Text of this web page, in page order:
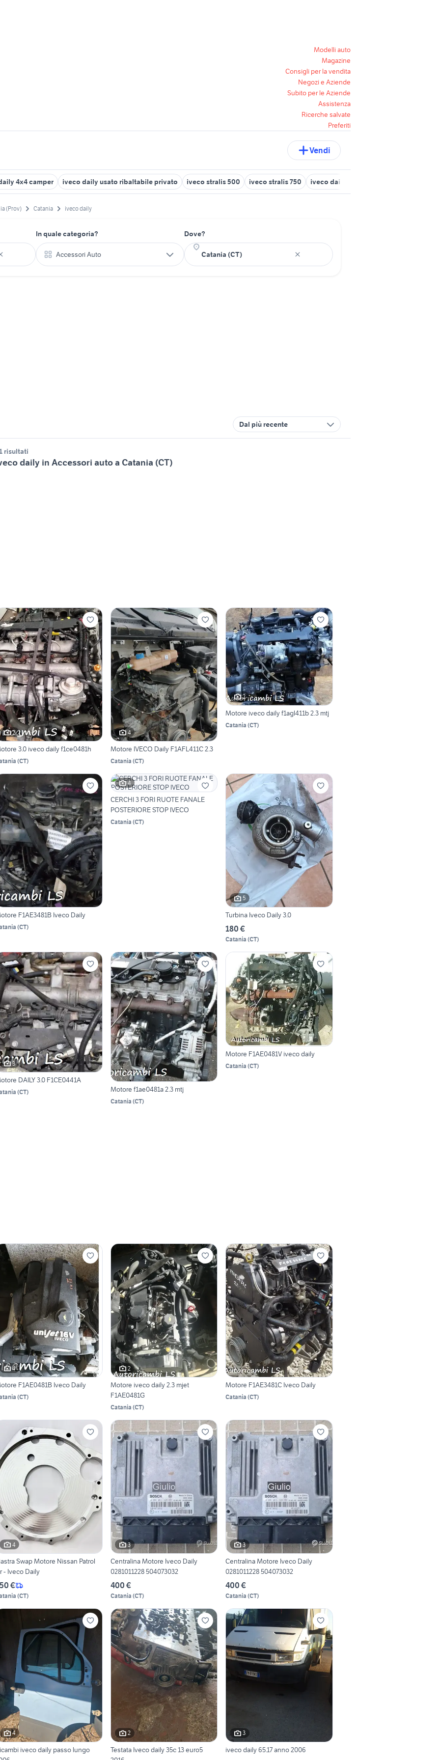
Modelli auto
Magazine
Consigli per la vendita
Negozi e Aziende
Subito per le Aziende
Assistenza
Ricerche salvate
Preferiti
Vendi
4x4 camper iveco daily usato ribaltabile privato iveco stralis 500 iveco stralis 750 iveco daily veicoli commerciali Emilia
(Prov) Catania iveco daily
In quale categoria?
Accessori Auto
Dove?
Dal più recente
risultati
daily in Accessori auto a Catania (CT)
2
3.0 iveco daily f1ce0481h
(CT)
4
Motore IVECO Daily F1AFL411C 2.3
Catania (CT)
2
Motore iveco daily f1agl411b 2.3 mtj
Catania (CT)
F1AE3481B Iveco Daily
(CT)
4
CERCHI 3 FORI RUOTE FANALE
POSTERIORE STOP IVECO
Catania (CT)
5
Turbina Iveco Daily 3.0
180 €
Catania (CT)
3
DAILY 3.0 F1CE0441A
(CT) Motore f1ae0481a 2.3 mtj
Catania (CT)
Motore F1AE0481V iveco daily
Catania (CT)
4
F1AE0481B Iveco Daily
(CT)
2
Motore iveco daily 2.3 mjet
F1AE0481G
Catania (CT)
Motore F1AE3481C Iveco Daily
Catania (CT)
4
Swap Motore Nissan Patrol
- Iveco Daily
€
(CT)
3
Centralina Motore Iveco Daily
0281011228 504073032
400 €
Catania (CT)
3
Centralina Motore Iveco Daily
0281011228 504073032
400 €
Catania (CT)
4
iveco daily passo lungo
2
Testata Iveco daily 35c 13 euro5
3
iveco daily 65.17 anno 2006